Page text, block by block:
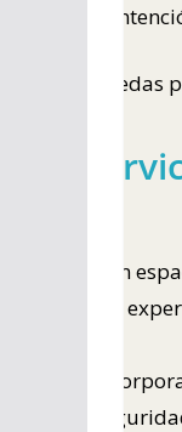
y la
donde puedas
Un
tu bebé y la
práctica,
con